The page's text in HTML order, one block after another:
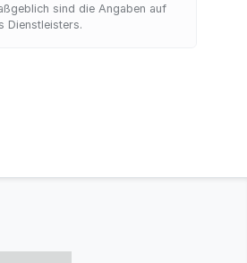
sind die Angaben auf
Dienstleisters.